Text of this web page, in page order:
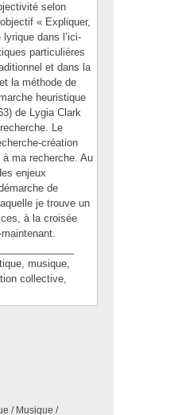
selon
« Expliquer,
dans l’ici-
particulières
et dans la
la méthode de
heuristique
de Lygia Clark
Le
création
ma recherche. Au
enjeux
de
je trouve un
à la croisée
musique,
collective,
/ Musique /